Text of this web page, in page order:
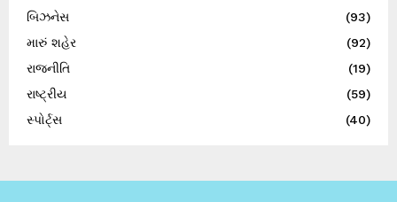
બિઝનેસ
(93)
મારું શહેર
(92)
રાજનીતિ
(19)
રાષ્ટ્રીય
(59)
સ્પોર્ટ્સ
(40)